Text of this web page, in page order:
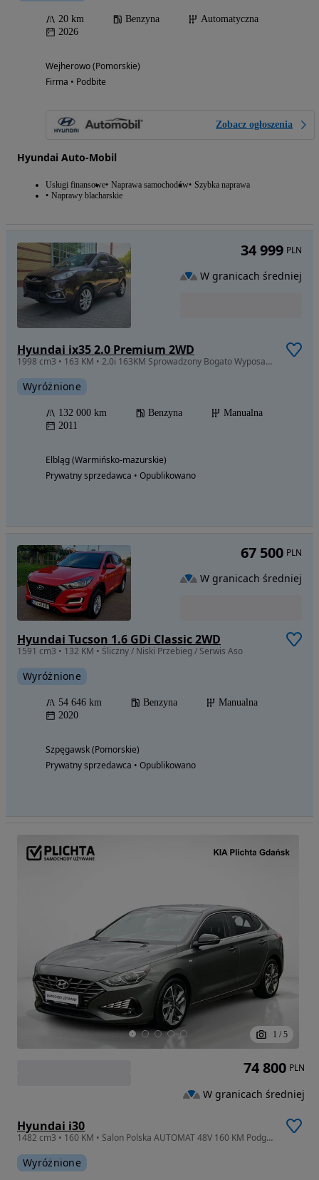
20 km Benzyna
Automatyczna
2026
Wejherowo (Pomorskie)
Firma • Podbite
Zobacz ogłoszenia
Hyundai Auto-Mobil
Usługi finansowe Naprawa samochodów Szybka naprawa
Naprawy blacharskie
Hyundai ix35 2.0 Premium 2WD
1998 cm3 • 163 KM • 2.0i 163KM Sprowadzony Bogato Wyposażony Niski przebieg Serwis Polecam
Wyróżnione
132 000 km Benzyna
Manualna
2011
Elbląg (Warmińsko-mazurskie)
Prywatny sprzedawca • Opublikowano
34 999 PLN
W granicach średniej
Hyundai Tucson 1.6 GDi Classic 2WD
1591 cm3 • 132 KM • Śliczny / Niski Przebieg / Serwis Aso
Wyróżnione
54 646 km Benzyna
Manualna
2020
Szpęgawsk (Pomorskie)
Prywatny sprzedawca • Opublikowano
67 500 PLN
W granicach średniej
1 / 5
Hyundai i30
1482 cm3 • 160 KM • Salon Polska AUTOMAT 48V 160 KM Podgrz.fotele Kamera Fastback
Wyróżnione
74 800 PLN
W granicach średniej